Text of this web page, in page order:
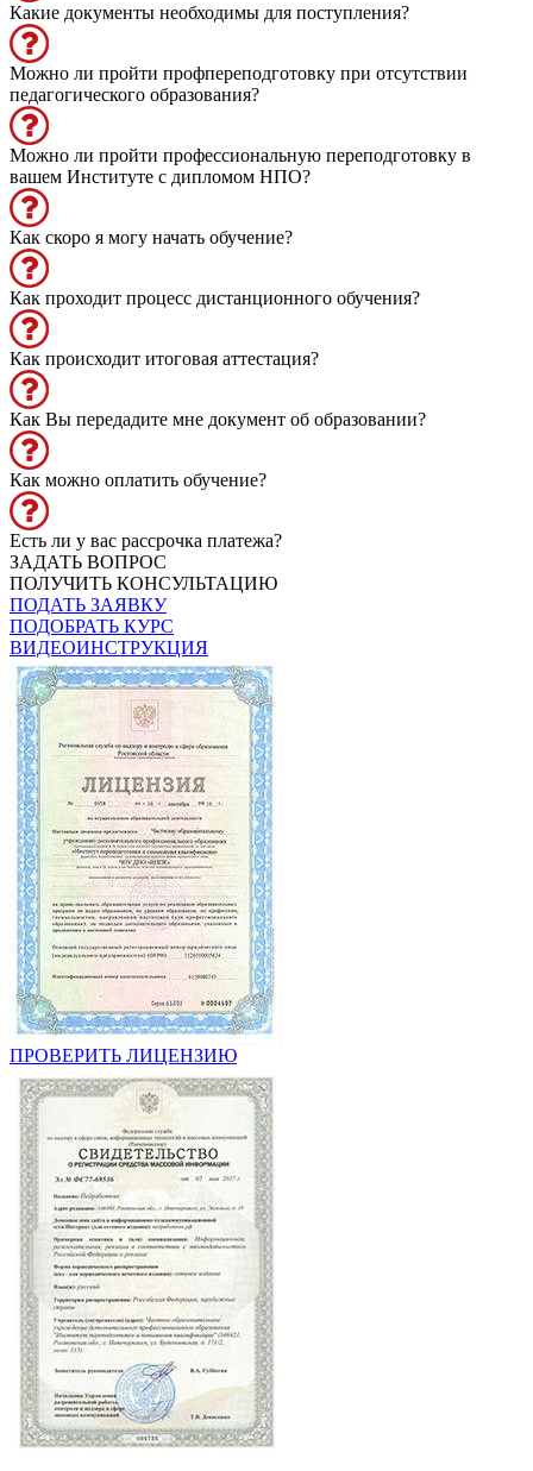
Какие документы необходимы для поступления?
Можно ли пройти профпереподготовку при отсутствии
педагогического образования?
Можно ли пройти профессиональную переподготовку в
вашем Институте с дипломом НПО?
Как скоро я могу начать обучение?
Как проходит процесс дистанционного обучения?
Как происходит итоговая аттестация?
Как Вы передадите мне документ об образовании?
Как можно оплатить обучение?
Есть ли у вас рассрочка платежа?
ЗАДАТЬ ВОПРОС
ПОЛУЧИТЬ КОНСУЛЬТАЦИЮ
ПОДАТЬ ЗАЯВКУ
ПОДОБРАТЬ КУРС
ВИДЕОИНСТРУКЦИЯ
ПРОВЕРИТЬ ЛИЦЕНЗИЮ